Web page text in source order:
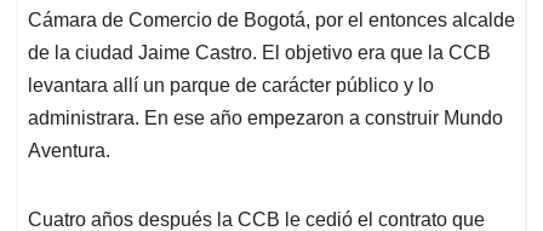
Cámara de Comercio de Bogotá, por el entonces alcalde
de la ciudad Jaime Castro. El objetivo era que la CCB
levantara allí un parque de carácter público y lo
administrara. En ese año empezaron a construir Mundo
Aventura.
Cuatro años después la CCB le cedió el contrato que